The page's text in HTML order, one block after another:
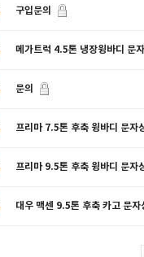
구입문의
메가트럭 4.5톤 냉장윙바디 문
문의
프리마 7.5톤 후축 윙바디 문자
프리마 9.5톤 후축 윙바디 문자
대우 맥센 9.5톤 후축 카고 문자